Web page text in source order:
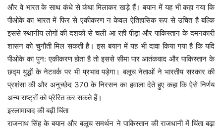
और वे भारत के साथ कंधे से कंधा मिलाकर खड़े हैं। बयान में यह भी कहा गया कि
पीओके का भारत में फिर से एकीकरण न केवल ऐतिहासिक रूप से उचित है बल्कि
इससे स्थानीय लोगों की दशकों से चली आ रही पीड़ा और पाकिस्तान के दमनकारी
शासन को चुनौती मिल सकती है। इस बयान में यह भी दावा किया गया है कि यदि
पीओके का पुन: एकीकरण होता है तो इससे सीमा पार आतंकवाद और पाकिस्तान के
छद्म युद्धों के नेटवर्क पर भी प्रभाव पड़ेगा। बलूच नेताओं ने भारतीय सरकार की
प्रशंसा की और अनुच्छेद 370 के निरसन का हवाला देते हुए कहा कि ऐसे निर्णय
अन्य राष्ट्रों को प्रेरित कर सकते हैं।
इस्लामाबाद की बढ़ी चिंता
राजनाथ सिंह के बयान और बलूच समर्थन ने पाकिस्तान की राजधानी में चिंता बढ़ा